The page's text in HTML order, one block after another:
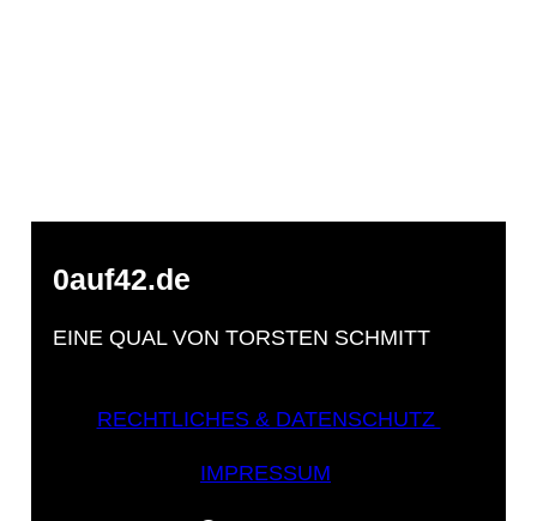
0auf42.de
EINE QUAL VON TORSTEN SCHMITT
RECHTLICHES & DATENSCHUTZ
IMPRESSUM